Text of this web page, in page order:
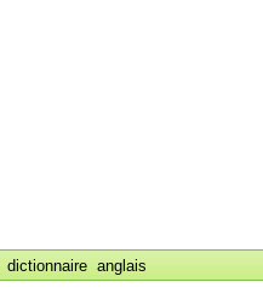
dictionnaire anglais